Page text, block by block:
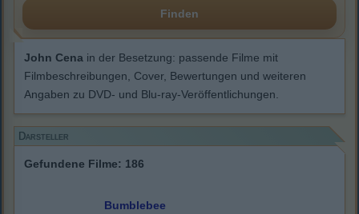
Finden
John Cena in der Besetzung: passende Filme mit
Filmbeschreibungen, Cover, Bewertungen und weiteren
Angaben zu DVD- und Blu-ray-Veröffentlichungen.
Darsteller
Gefundene Filme: 186
Bumblebee